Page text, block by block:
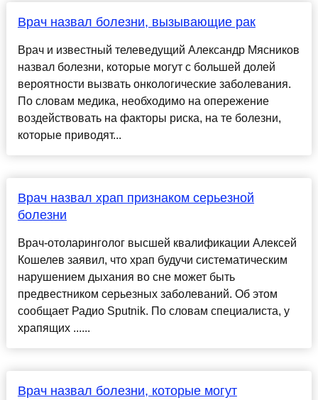
Врач назвал болезни, вызывающие рак
Врач и известный телеведущий Александр Мясников
назвал болезни, которые могут с большей долей
вероятности вызвать онкологические заболевания.
По словам медика, необходимо на опережение
воздействовать на факторы риска, на те болезни,
которые приводят...
Врач назвал храп признаком серьезной
болезни
Врач-отоларинголог высшей квалификации Алексей
Кошелев заявил, что храп будучи систематическим
нарушением дыхания во сне может быть
предвестником серьезных заболеваний. Об этом
сообщает Радио Sputnik. По словам специалиста, у
храпящих ......
Врач назвал болезни, которые могут